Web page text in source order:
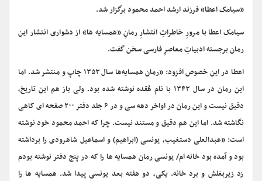
«سیامک اعطا» فرزند ارشد احمد محمود برگزار شد.
سیامک اعطا با مرورِ خاطراتِ انتشارِ رمانِ «همسایه ها» از دشواری انتشار این
رمان برجسته ادبیاتِ معاصرِ فارسی سخن گفت.
اعطا در این خصوص افزود: «رمان همسایه‌ها سال ۱۳۵۳ چاپ و منتشر شد. اما
این رمان در سال ۱۳۴۳ با نام عُقده نوشته شده بود. ولی باز هم این تاریخ،
دقیق نیست و این رمان در اواخر دهه سی و در ۶ جلد دفتر ۲۰۰ صفحه ای کاهی
نگاشته شد. اما این هم دقیق و مستند نیست. چرا که احمد محمود خود نوشته
است: «عبدالعلی دستغیب، یونسی (ابراهیم) و اسماعیل شاهرودی را برداشته
بود و آمده بود خانه ام/ یونسی رمان همسایه ها را که در پنج دفتر نوشته بودم
زد زیربغلش و برد خانه. یکی، دو هفته بعد یونسی پیدا شد. همسایه ها را